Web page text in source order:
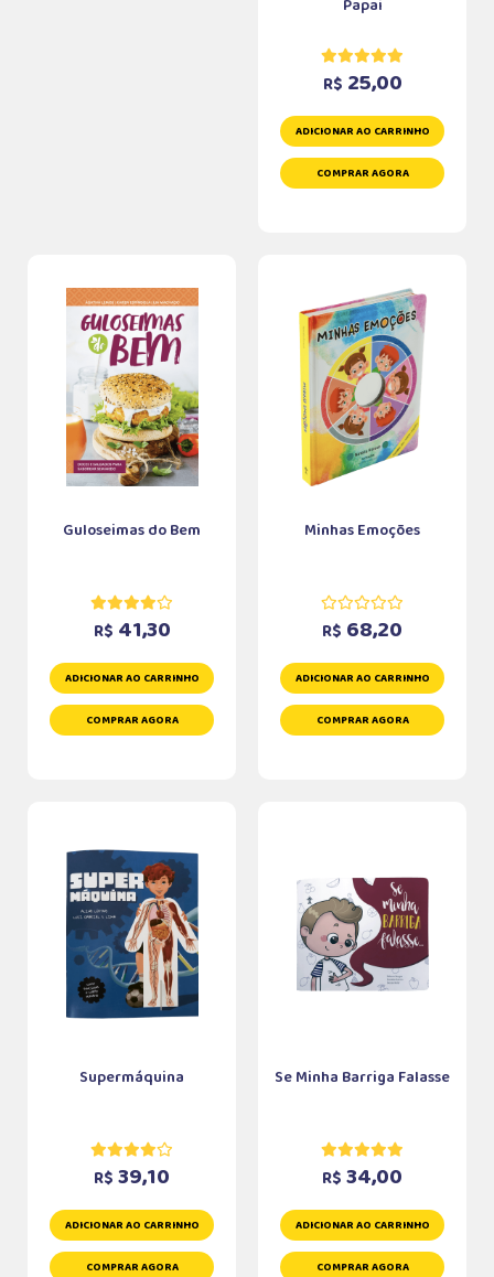
Papai
R$ 25,00
ADICIONAR AO CARRINHO
COMPRAR AGORA
Guloseimas do Bem
R$ 41,30
ADICIONAR AO CARRINHO
COMPRAR AGORA
Minhas Emoções
R$ 68,20
ADICIONAR AO CARRINHO
COMPRAR AGORA
Supermáquina
R$ 39,10
ADICIONAR AO CARRINHO
COMPRAR AGORA
Se Minha Barriga Falasse
R$ 34,00
ADICIONAR AO CARRINHO
COMPRAR AGORA